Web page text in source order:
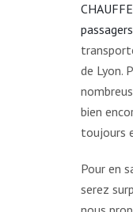
passagers
de Lyon.
bien
toujours
Pour en
serez